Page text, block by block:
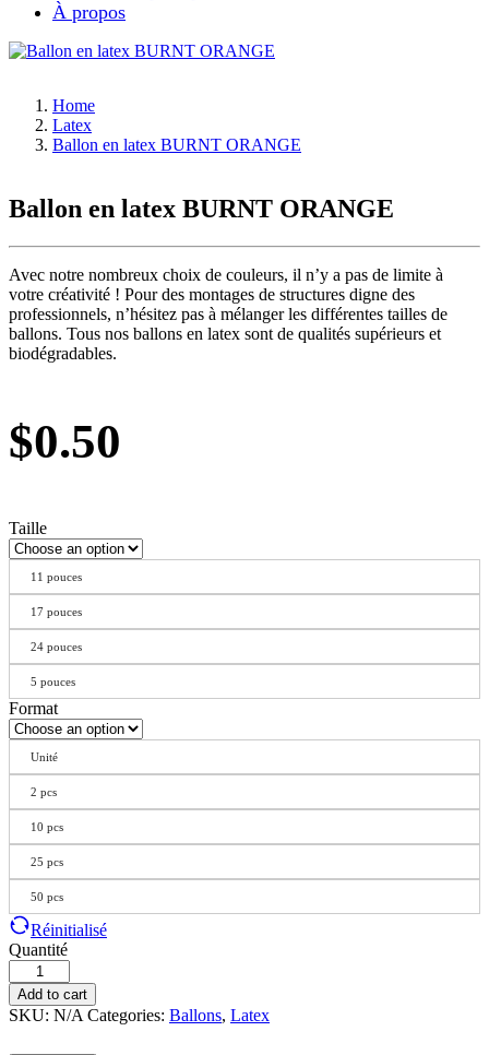
À propos
Home
Latex
Ballon en latex BURNT ORANGE
Ballon en latex BURNT ORANGE
Avec notre nombreux choix de couleurs, il n’y a pas de limite à
votre créativité ! Pour des montages de structures digne des
professionnels, n’hésitez pas à mélanger les différentes tailles de
ballons. Tous nos ballons en latex sont de qualités supérieurs et
biodégradables.
$0.50
Taille
11 pouces
17 pouces
24 pouces
5 pouces
Format
Unité
2 pcs
10 pcs
25 pcs
50 pcs
Réinitialisé
Quantité
Add to cart
SKU: N/A Categories: Ballons, Latex